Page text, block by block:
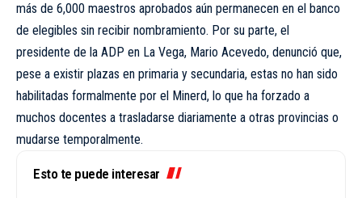
más de 6,000 maestros aprobados aún permanecen en el banco
de elegibles sin recibir nombramiento. Por su parte, el
presidente de la ADP en La Vega, Mario Acevedo, denunció que,
pese a existir plazas en primaria y secundaria, estas no han sido
habilitadas formalmente por el Minerd, lo que ha forzado a
muchos docentes a trasladarse diariamente a otras provincias o
mudarse temporalmente.
Esto te puede interesar